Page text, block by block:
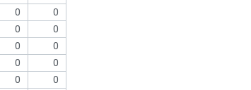
0
0
0 0
0
0
0
0
0
0